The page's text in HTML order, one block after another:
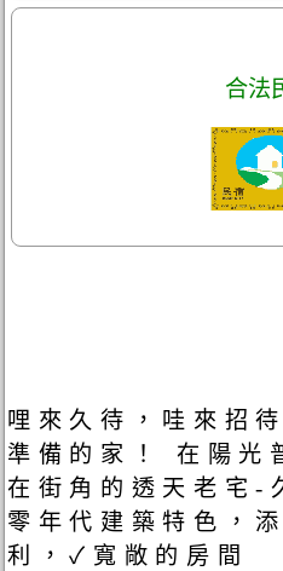
合法
哩來久待，哇來招
準備的家！ 在陽光
在街角的透天老宅-
零年代建築特色，
利，✓寬敞的房